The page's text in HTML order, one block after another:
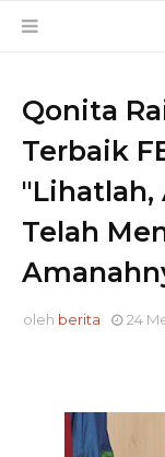
Qonita
Terbaik
"Lihatlah,
Telah
oleh berita 24